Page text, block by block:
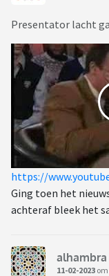
Presentator lacht
https://
Ging toen het
achteraf bleek het
alhambra
11-02-2023